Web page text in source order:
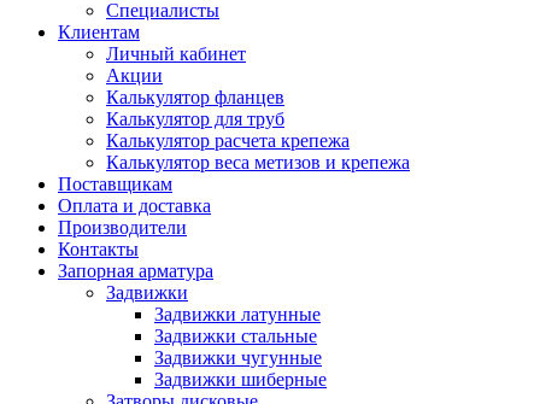
Специалисты
Клиентам
Личный кабинет
Акции
Калькулятор фланцев
Калькулятор для труб
Калькулятор расчета крепежа
Калькулятор веса метизов и крепежа
Поставщикам
Оплата и доставка
Производители
Контакты
Запорная арматура
Задвижки
Задвижки латунные
Задвижки стальные
Задвижки чугунные
Задвижки шиберные